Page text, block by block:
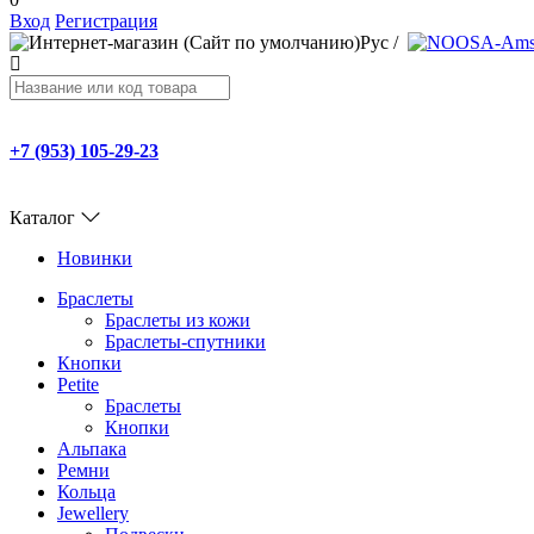
Вход Регистрация
Рус /
+7 (953) 105-29-23
Каталог
Новинки
Браслеты
Браслеты из кожи
Браслеты-спутники
Кнопки
Petite
Браслеты
Кнопки
Альпака
Ремни
Кольца
Jewellery